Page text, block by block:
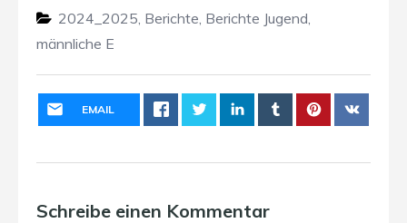
2024_2025 Berichte Berichte Jugend
männliche E
EMAIL
Schreibe einen Kommentar